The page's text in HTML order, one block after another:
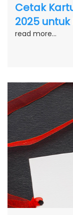
Cetak
2025
read more...